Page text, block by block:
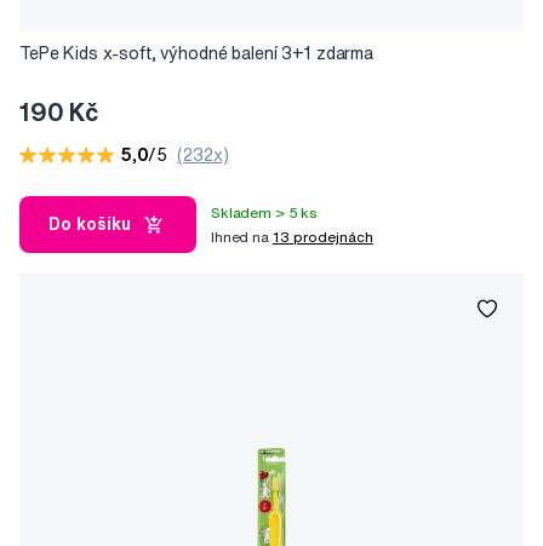
TePe Kids x-soft, výhodné balení 3+1 zdarma
190 Kč
5,0/5 (232x)
Do košíku
Skladem > 5 ks
Ihned na 13 prodejnách